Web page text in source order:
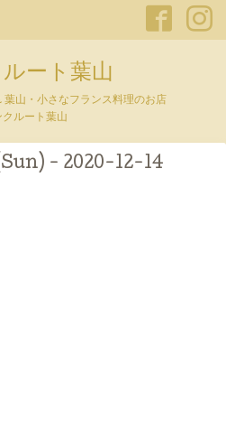
ート葉山
・小さなフランス料理のお店
クルート葉山
- 2020-12-14